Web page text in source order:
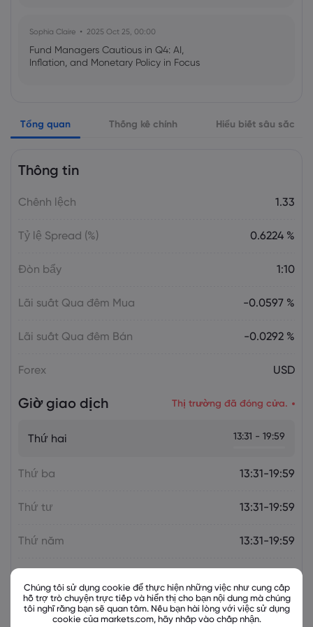
Sophia Claire 2025 Oct 25, 00:00
Fund Managers Cautious in Q4: AI,
Inflation, and Monetary Policy in Focus
US Government Shutdown Threatens
October Inflation Data Release
US-EU Relations: Russia Sanctions Unite
Emma Rose
Tổng quan Thống kê chính Hiểu biết sâu sắc
Thông tin
Chênh lệch 1.33
Tỷ lệ Spread (%) 0.6224 %
Đòn bẩy 1:10
Lãi suất Qua đêm Mua -0.0597 %
Lãi suất Qua đêm Bán -0.0292 %
Forex USD
Giờ giao dịch Thị trường đã đóng cửa.
Thứ hai 13:31 - 19:59
Thứ ba 13:31-19:59
Thứ tư 13:31-19:59
Thứ năm 13:31-19:59
Chúng tôi sử dụng cookie để thực hiện những việc như cung cấp
hỗ trợ trò chuyện trực tiếp và hiển thị cho bạn nội dung mà chúng
tôi nghĩ rằng bạn sẽ quan tâm. Nếu bạn hài lòng với việc sử dụng
cookie của markets.com, hãy nhấp vào chấp nhận.